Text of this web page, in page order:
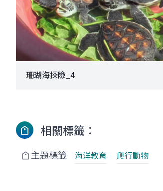
珊瑚海探險_4
相關標籤：
主題標籤 海洋教育 爬行動物